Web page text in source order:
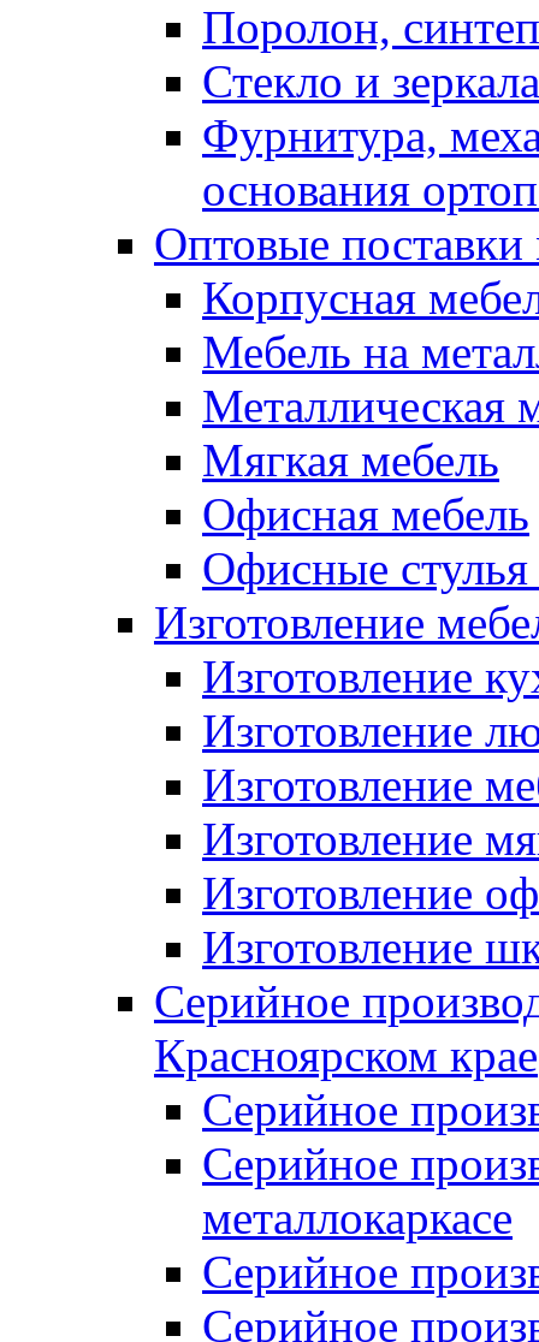
Поролон,
Стекло и зеркала
Фурнитура,
основания
Оптовые поставки
Корпусная
Мебель на
Металлическая
Мягкая мебель
Офисная мебель
Офисные стулья
Изготовление
Изготовление
Изготовление
Изготовление
Изготовление
Изготовление
Изготовление
Серийное
Красноярском крае
Серийное
Серийное
металлокаркасе
Серийное
Серийное